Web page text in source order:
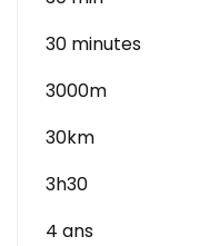
30 minutes
3000m
30km
3h30
4 ans